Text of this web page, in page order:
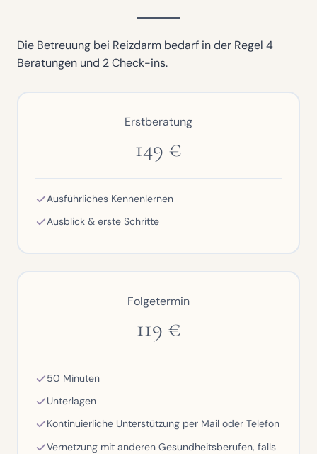
Die Betreuung bei Reizdarm bedarf in der Regel 4
Beratungen und 2 Check-ins.
Erstberatung
149 €
Ausführliches Kennenlernen
Ausblick & erste Schritte
Folgetermin
119 €
50 Minuten
Unterlagen
Kontinuierliche Unterstützung per Mail oder Telefon
Vernetzung mit anderen Gesundheitsberufen, falls